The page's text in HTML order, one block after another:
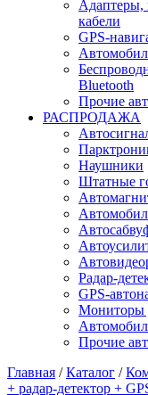
Адаптеры,
кабели
GPS-
Bluetooth
Прочие
РАСПРОДАЖА
Наушники
Штатные
Радар-
GPS-
Мониторы
Прочие
Главная /Каталог /
+ радар-детектор +